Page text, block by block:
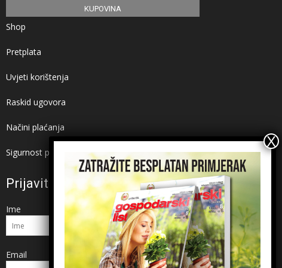
KUPOVINA
Shop
Pretplata
Uvjeti korištenja
Raskid ugovora
Načini plaćanja
Sigurnost plaćanja
Prijavite se na newsletter
Ime
Email